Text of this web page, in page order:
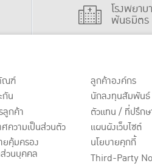
โรงพยาบ
พันธมิตร
ณฑ์
กัน
ลูกค้า
ศความเป็นส่วนตัว
ยคุ้มครอง
วนบุคคล
ลูกค้าองค์กร
นักลงทุนสัมพันธ์
ตัวแทน / ที่ปรึกษ
แผนผังเว็บไซต์
นโยบายคุกกี้
Third-Party